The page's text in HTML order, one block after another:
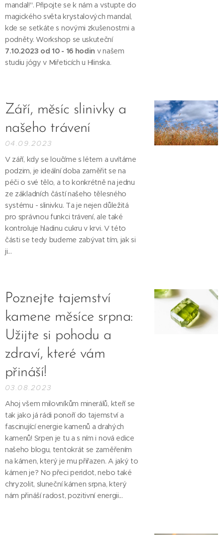
mandal!". Připojte se k nám a vstupte do
magického světa krystalových mandal,
kde se setkáte s novými zkušenostmi a
podněty. Workshop se uskuteční
7.10.2023 od 10 - 16 hodin v našem
studiu jógy v Miřeticích u Hlinska.
Září, měsíc slinivky a
našeho trávení
04.09.2023
V září, kdy se loučíme s létem a uvítáme
podzim, je ideální doba zaměřit se na
péči o své tělo, a to konkrétně na jednu
ze základních částí našeho tělesného
systému - slinivku. Ta je nejen důležitá
pro správnou funkci trávení, ale také
kontroluje hladinu cukru v krvi. V této
části se tedy budeme zabývat tím, jak si
ji...
Poznejte tajemství
kamene měsíce srpna:
Užijte si pohodu a
zdraví, které vám
přináší!
03.08.2023
Ahoj všem milovníkům minerálů, kteří se
tak jako já rádi ponoří do tajemství a
fascinující energie kamenů a drahých
kamenů! Srpen je tu a s ním i nová edice
našeho blogu, tentokrát se zaměřením
na kámen, který je mu přiřazen. A jaký to
kámen je? No přeci peridot, nebo také
chryzolit, sluneční kámen srpna, který
nám přináší radost, pozitivní energii...